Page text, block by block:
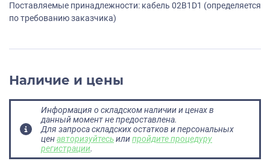
Поставляемые принадлежности: кабель 02B1D1 (определяется
по требованию заказчика)
Наличие и цены
Информация о складском наличии и ценах в
данный момент не предоставлена.
Для запроса складских остатков и персональных
ценавторизуйтесьилипройдите процедуру
регистрации.